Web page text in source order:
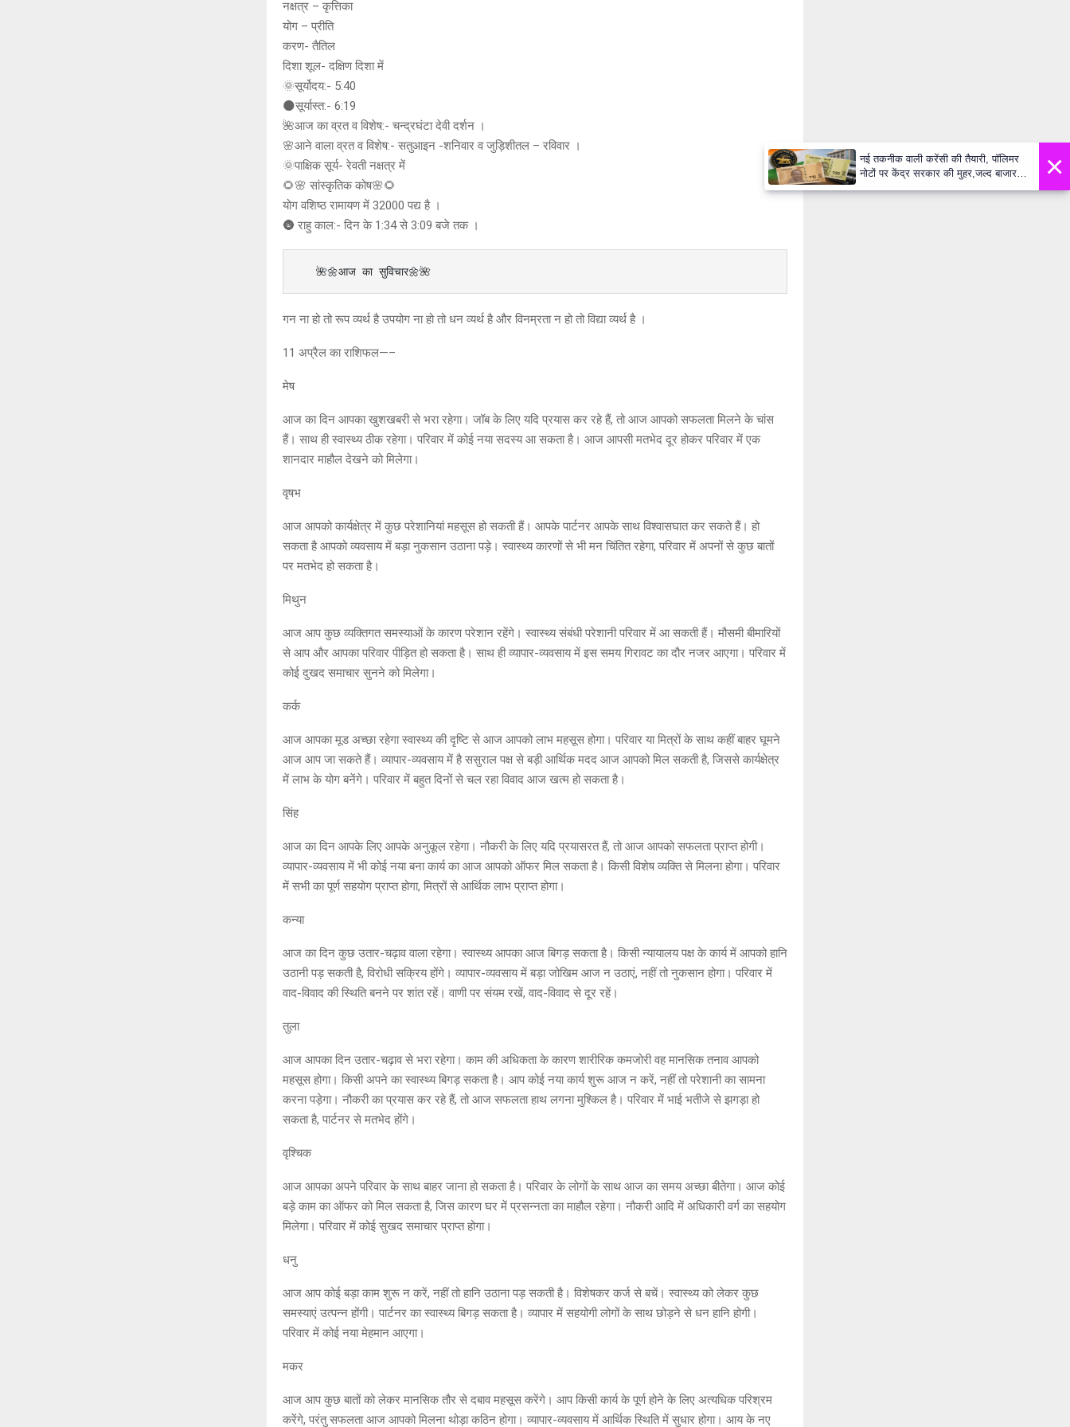
नक्षत्र – कृत्तिका
योग – प्रीति
करण- तैतिल
दिशा शूल- दक्षिण दिशा में
🌞सूर्योदय:- 5:40
🌑सूर्यास्त:- 6:19
🌺आज का व्रत व विशेष:- चन्द्रघंटा देवी दर्शन ।
🌸आने वाला व्रत व विशेष:- सतुआइन -शनिवार व जुड़िशीतल – रविवार ।
🌞पाक्षिक सूर्य- रेवती नक्षत्र में
🌻🌸 सांस्कृतिक कोष🌸🌻
योग वशिष्ठ रामायण में 32000 पद्य है ।
🌚 राहु काल:- दिन के 1:34 से 3:09 बजे तक ।
   🌺🌼आज का सुविचार🌼🌺
गन ना हो तो रूप व्यर्थ है उपयोग ना हो तो धन व्यर्थ है और विनम्रता न हो तो विद्या व्यर्थ है ।
11 अप्रैल का राशिफल—–
मेष
आज का दिन आपका खुशखबरी से भरा रहेगा। जॉब के लिए यदि प्रयास कर रहे हैं, तो आज आपको सफलता मिलने के चांस
हैं। साथ ही स्वास्थ्य ठीक रहेगा। परिवार में कोई नया सदस्य आ सकता है। आज आपसी मतभेद दूर होकर परिवार में एक
शानदार माहौल देखने को मिलेगा।
वृषभ
आज आपको कार्यक्षेत्र में कुछ परेशानियां महसूस हो सकती हैं। आपके पार्टनर आपके साथ विश्वासघात कर सकते हैं। हो
सकता है आपको व्यवसाय में बड़ा नुकसान उठाना पड़े। स्वास्थ्य कारणों से भी मन चिंतित रहेगा, परिवार में अपनों से कुछ बातों
पर मतभेद हो सकता है।
मिथुन
आज आप कुछ व्यक्तिगत समस्याओं के कारण परेशान रहेंगे। स्वास्थ्य संबंधी परेशानी परिवार में आ सकती हैं। मौसमी बीमारियों
से आप और आपका परिवार पीड़ित हो सकता है। साथ ही व्यापार-व्यवसाय में इस समय गिरावट का दौर नजर आएगा। परिवार में
कोई दुखद समाचार सुनने को मिलेगा।
कर्क
आज आपका मूड अच्छा रहेगा स्वास्थ्य की दृष्टि से आज आपको लाभ महसूस होगा। परिवार या मित्रों के साथ कहीं बाहर घूमने
आज आप जा सकते हैं। व्यापार-व्यवसाय में है ससुराल पक्ष से बड़ी आर्थिक मदद आज आपको मिल सकती है, जिससे कार्यक्षेत्र
में लाभ के योग बनेंगे। परिवार में बहुत दिनों से चल रहा विवाद आज खत्म हो सकता है।
सिंह
आज का दिन आपके लिए आपके अनुकूल रहेगा। नौकरी के लिए यदि प्रयासरत हैं, तो आज आपको सफलता प्राप्त होगी।
व्यापार-व्यवसाय में भी कोई नया बना कार्य का आज आपको ऑफर मिल सकता है। किसी विशेष व्यक्ति से मिलना होगा। परिवार
में सभी का पूर्ण सहयोग प्राप्त होगा, मित्रों से आर्थिक लाभ प्राप्त होगा।
कन्या
आज का दिन कुछ उतार-चढ़ाव वाला रहेगा। स्वास्थ्य आपका आज बिगड़ सकता है। किसी न्यायालय पक्ष के कार्य में आपको हानि
उठानी पड़ सकती है, विरोधी सक्रिय होंगे। व्यापार-व्यवसाय में बड़ा जोखिम आज न उठाएं, नहीं तो नुकसान होगा। परिवार में
वाद-विवाद की स्थिति बनने पर शांत रहें। वाणी पर संयम रखें, वाद-विवाद से दूर रहें।
तुला
आज आपका दिन उतार-चढ़ाव से भरा रहेगा। काम की अधिकता के कारण शारीरिक कमजोरी वह मानसिक तनाव आपको
महसूस होगा। किसी अपने का स्वास्थ्य बिगड़ सकता है। आप कोई नया कार्य शुरू आज न करें, नहीं तो परेशानी का सामना
करना पड़ेगा। नौकरी का प्रयास कर रहे हैं, तो आज सफलता हाथ लगना मुश्किल है। परिवार में भाई भतीजे से झगड़ा हो
सकता है, पार्टनर से मतभेद होंगे।
वृश्चिक
आज आपका अपने परिवार के साथ बाहर जाना हो सकता है। परिवार के लोगों के साथ आज का समय अच्छा बीतेगा। आज कोई
बड़े काम का ऑफर को मिल सकता है, जिस कारण घर में प्रसन्नता का माहौल रहेगा। नौकरी आदि में अधिकारी वर्ग का सहयोग
मिलेगा। परिवार में कोई सुखद समाचार प्राप्त होगा।
धनु
आज आप कोई बड़ा काम शुरू न करें, नहीं तो हानि उठाना पड़ सकती है। विशेषकर कर्ज से बचें। स्वास्थ्य को लेकर कुछ
समस्याएं उत्पन्न होंगी। पार्टनर का स्वास्थ्य बिगड़ सकता है। व्यापार में सहयोगी लोगों के साथ छोड़ने से धन हानि होगी।
परिवार में कोई नया मेहमान आएगा।
मकर
आज आप कुछ बातों को लेकर मानसिक तौर से दबाव महसूस करेंगे। आप किसी कार्य के पूर्ण होने के लिए अत्यधिक परिश्रम
करेंगे, परंतु सफलता आज आपको मिलना थोड़ा कठिन होगा। व्यापार-व्यवसाय में आर्थिक स्थिति में सुधार होगा। आय के नए
नई तकनीक वाली करेंसी की
नोटों पर केंद्र सरकार की
दिखेंगे प्लास्टिक के ₹10